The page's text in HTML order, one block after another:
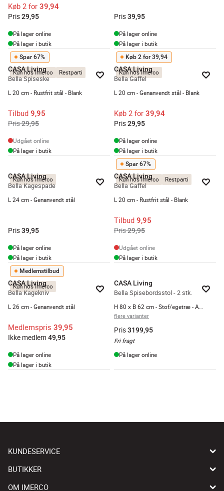
Køb 2 for 39,94
Pris29,95
På lager online
På lager i butik
Pris39,95
På lager online
På lager i butik
Kun hos Imerco Restparti
Spar 67%
CASA Living
Bella Spiseske
L 20 cm - Rustfrit stål - Blank
Tilbud 9,95
Pris29,95
Udgået online
På lager i butik
Kun hos Imerco
Køb 2 for 39,94
CASA Living
Bella Gaffel
L 20 cm - Genanvendt stål - Blank
Køb 2 for 39,94
Pris29,95
På lager online
På lager i butik
Kun hos Imerco
CASA Living
Bella Kagespade
L 24 cm - Genanvendt stål
Pris39,95
På lager online
På lager i butik
Kun hos Imerco Restparti
Spar 67%
CASA Living
Bella Gaffel
L 20 cm - Rustfrit stål - Blank
Tilbud 9,95
Pris29,95
Udgået online
På lager i butik
Kun hos Imerco
Medlemstilbud
CASA Living
Bella Kagekniv
L 26 cm - Genanvendt stål
Medlemspris 39,95
Ikke medlem 49,95
På lager online
På lager i butik
CASA Living
Bella Spisebordsstol - 2 stk.
flere varianter
Pris3199,95
Fri fragt
På lager online
KUNDESERVICE
BUTIKKER
OM IMERCO